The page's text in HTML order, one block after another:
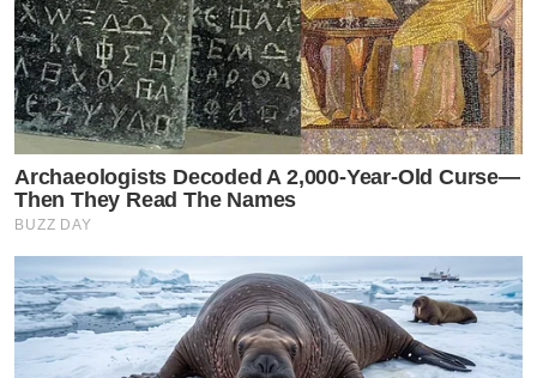
Archaeologists Decoded A 2,000-Year-Old Curse—
Then They Read The Names
BUZZ DAY